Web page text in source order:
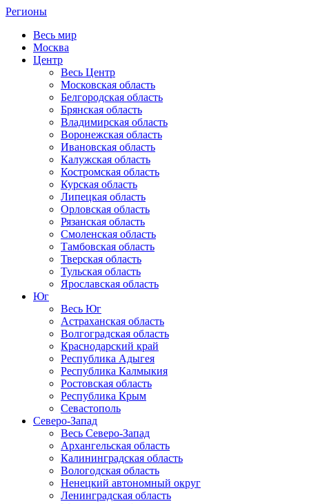
Регионы
Весь мир
Москва
Центр
Весь Центр
Московская область
Белгородская область
Брянская область
Владимирская область
Воронежская область
Ивановская область
Калужская область
Костромская область
Курская область
Липецкая область
Орловская область
Рязанская область
Смоленская область
Тамбовская область
Тверская область
Тульская область
Ярославская область
Юг
Весь Юг
Астраханская область
Волгоградская область
Краснодарский край
Республика Адыгея
Республика Калмыкия
Ростовская область
Республика Крым
Севастополь
Северо-Запад
Весь Северо-Запад
Архангельская область
Калининградская область
Вологодская область
Ненецкий автономный округ
Ленинградская область